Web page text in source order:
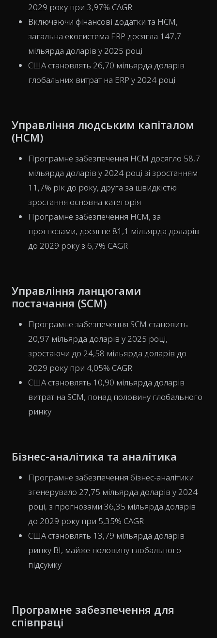
2029 року при 3,97% CAGR
Включаючи фінансові додатки та HCM,
загальна екосистема ERP досягла 147,7
мільярда доларів у 2025 році
США становлять 26,70 мільярда доларів
глобальних витрат на ERP у 2024 році
Управління людським капіталом
(HCM)
Програмне забезпечення HCM досягло 58,7
мільярда доларів у 2024 році зі зростанням
11,7% рік до року, друга за швидкістю
зростання основна категорія
Програмне забезпечення HCM, за
прогнозами, досягне 81,1 мільярда доларів
до 2029 року з 6,7% CAGR
Управління ланцюгами
постачання (SCM)
Програмне забезпечення SCM становить
20,97 мільярда доларів у 2025 році,
зростаючи до 24,58 мільярда доларів до
2029 року при 4,05% CAGR
США становлять 10,90 мільярда доларів
витрат на SCM, понад половину глобального
ринку
Бізнес-аналітика та аналітика
Програмне забезпечення бізнес-аналітики
згенерувало 27,75 мільярда доларів у 2024
році, з прогнозами 36,35 мільярда доларів
до 2029 року при 5,35% CAGR
США становлять 13,79 мільярда доларів
ринку BI, майже половину глобального
підсумку
Програмне забезпечення для
співпраці